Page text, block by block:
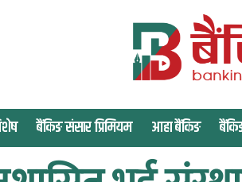
बैंकिङ संसार प्रिमियम आहा बैंकिङ